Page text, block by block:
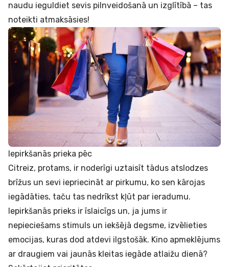
naudu ieguldiet sevis pilnveidošanā un izglītībā – tas
noteikti atmaksāsies!
Iepirkšanās prieka pēc
Citreiz, protams, ir noderīgi uztaisīt tādus atslodzes
brīžus un sevi iepriecināt ar pirkumu, ko sen kārojas
iegādāties, taču tas nedrīkst kļūt par ieradumu.
Iepirkšanās prieks ir īslaicīgs un, ja jums ir
nepieciešams stimuls un iekšējā degsme, izvēlieties
emocijas, kuras dod atdevi ilgstošāk. Kino apmeklējums
ar draugiem vai jaunās kleitas iegāde atlaižu dienā?